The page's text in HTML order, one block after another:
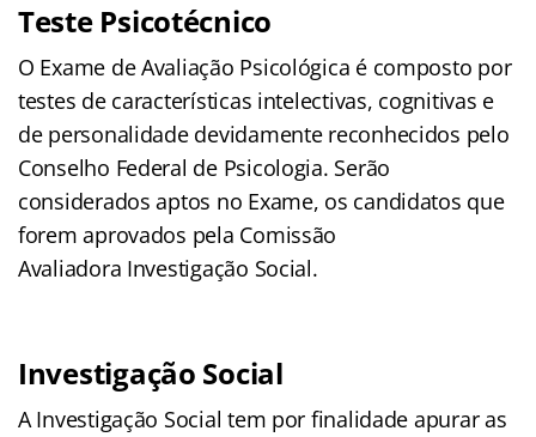
Teste Psicotécnico
O Exame de Avaliação Psicológica é composto por
testes de características intelectivas, cognitivas e
de personalidade devidamente reconhecidos pelo
Conselho Federal de Psicologia. Serão
considerados aptos no Exame, os candidatos que
forem aprovados pela Comissão
Avaliadora Investigação Social.
Investigação Social
A Investigação Social tem por finalidade apurar as